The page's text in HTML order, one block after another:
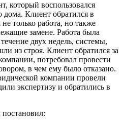
который воспользовался
дома. Клиент обратился в
только работа, но также
замене. Работа была
двух недель, системы,
из строя. Клиент обратился за
потребовал провести
в чем ему было отказано.
компании провели
экспертизу и обратились в